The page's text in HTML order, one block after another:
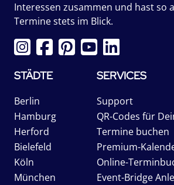
Interessen zusammen und hast so
Termine stets im Blick.
STÄDTE
Berlin
Hamburg
Herford
Bielefeld
Köln
München
SERVICES
Support
QR-Codes für
Termine buchen
Premium-
Online-
Event-Bridge